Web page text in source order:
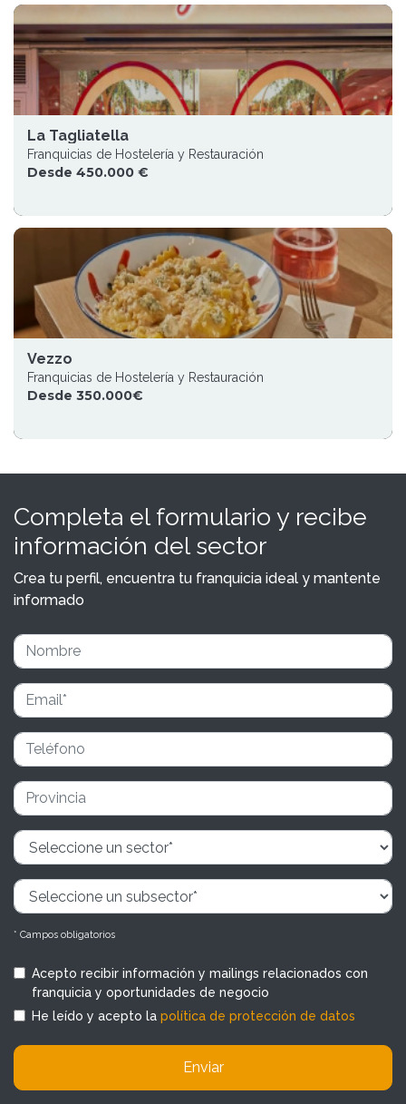
La Tagliatella
Franquicias de Hostelería y Restauración
Desde 450.000 €
Vezzo
Franquicias de Hostelería y Restauración
Desde 350.000€
Completa el formulario y recibe
información del sector
Crea tu perfil, encuentra tu franquicia ideal y mantente
informado
* Campos obligatorios
Acepto recibir información y mailings relacionados con
franquicia y oportunidades de negocio
He leído y acepto la política de protección de datos
Enviar